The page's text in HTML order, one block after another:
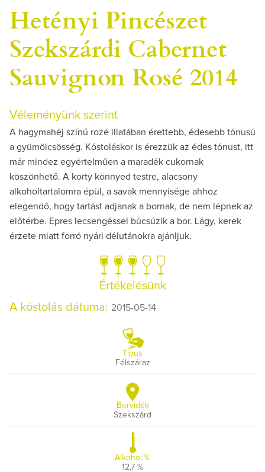
Hetényi Pincészet
Szekszárdi Cabernet
Sauvignon Rosé 2014
Véleményünk szerint
A hagymahéj színű rozé illatában érettebb, édesebb tónusú
a gyümölcsösség. Kóstoláskor is érezzük az édes tónust, itt
már mindez egyértelműen a maradék cukornak
köszönhető. A korty könnyed testre, alacsony
alkoholtartalomra épül, a savak mennyisége ahhoz
elegendő, hogy tartást adjanak a bornak, de nem lépnek az
előtérbe. Epres lecsengéssel búcsúzik a bor. Lágy, kerek
érzete miatt forró nyári délutánokra ajánljuk.
Értékelésünk
A kóstolás dátuma: 2015-05-14
Típus
Félszáraz
Borvidék
Szekszárd
Alkohol %
12,7 %